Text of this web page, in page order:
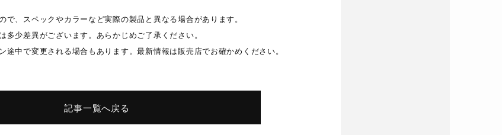
で、スペックやカラーなど実際の製品と異なる場合があります。
少差異がございます。あらかじめご了承ください。
途中で変更される場合もあります。最新情報は販売店でお確かめください。
記事一覧へ戻る